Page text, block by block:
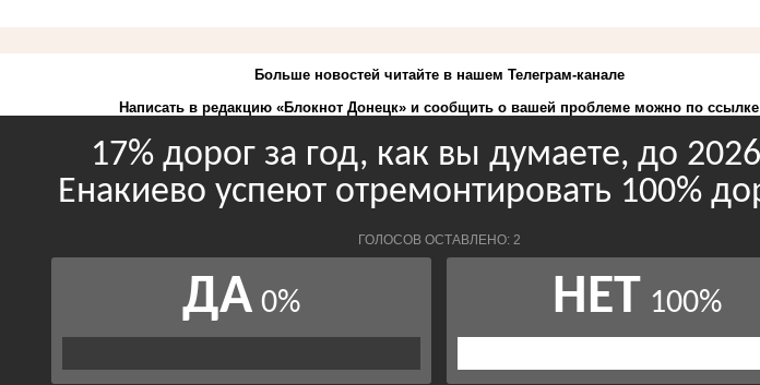
Больше новостейчитайте в нашем Телеграм-канале
Написать в редакцию «Блокнот Донецк» и сообщить о вашей проблеме можно по ссылке